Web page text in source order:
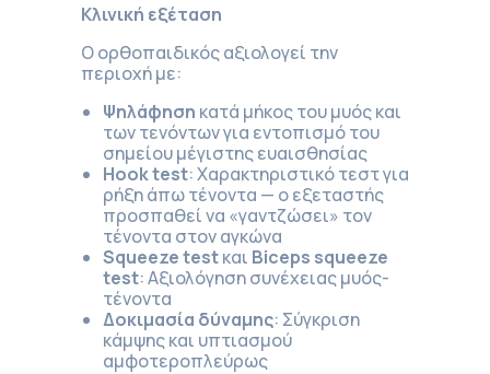
Κλινική εξέταση
Ο ορθοπαιδικός αξιολογεί την
περιοχή με:
Ψηλάφηση κατά μήκος του μυός και
των τενόντων για εντοπισμό του
σημείου μέγιστης ευαισθησίας
Hook test: Χαρακτηριστικό τεστ για
ρήξη άπω τένοντα — ο εξεταστής
προσπαθεί να «γαντζώσει» τον
τένοντα στον αγκώνα
Squeeze testκαι Biceps squeeze
test: Αξιολόγηση συνέχειας μυός-
τένοντα
Δοκιμασία δύναμης: Σύγκριση
κάμψης και υπτιασμού
αμφοτεροπλεύρως